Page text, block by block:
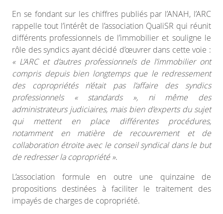
En se fondant sur les chiffres publiés par l’ANAH, l’ARC
rappelle tout l’intérêt de l’association QualiSR qui réunit
différents professionnels de l’immobilier et souligne le
rôle des syndics ayant décidé d’œuvrer dans cette voie :
« L’ARC et d’autres professionnels de l’immobilier ont
compris depuis bien longtemps que le redressement
des copropriétés n’était pas l’affaire des syndics
professionnels « standards », ni même des
administrateurs judiciaires, mais bien d’experts du sujet
qui mettent en place différentes procédures,
notamment en matière de recouvrement et de
collaboration étroite avec le conseil syndical dans le but
de redresser la copropriété ».
L’association formule en outre une quinzaine de
propositions destinées à faciliter le traitement des
impayés de charges de copropriété.